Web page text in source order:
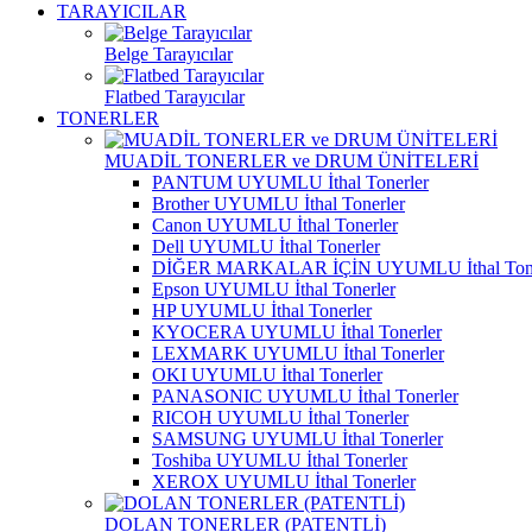
TARAYICILAR
Belge Tarayıcılar
Flatbed Tarayıcılar
TONERLER
MUADİL TONERLER ve DRUM ÜNİTELERİ
PANTUM UYUMLU İthal Tonerler
Brother UYUMLU İthal Tonerler
Canon UYUMLU İthal Tonerler
Dell UYUMLU İthal Tonerler
DİĞER MARKALAR İÇİN UYUMLU İthal
Epson UYUMLU İthal Tonerler
HP UYUMLU İthal Tonerler
KYOCERA UYUMLU İthal Tonerler
LEXMARK UYUMLU İthal Tonerler
OKI UYUMLU İthal Tonerler
PANASONIC UYUMLU İthal Tonerler
RICOH UYUMLU İthal Tonerler
SAMSUNG UYUMLU İthal Tonerler
Toshiba UYUMLU İthal Tonerler
XEROX UYUMLU İthal Tonerler
DOLAN TONERLER (PATENTLİ)